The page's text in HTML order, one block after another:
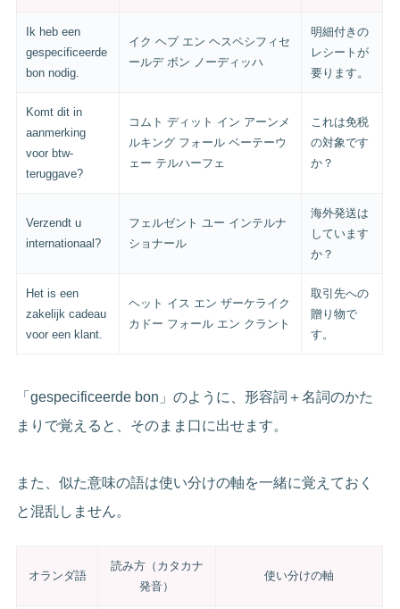
Ik heb een
gespecificeerde
bon nodig.
イク ヘプ エン ヘスペシフィセ
ールデ ボン ノーディッハ
明細付きの
レシートが
要ります。
Komt dit in
aanmerking
voor btw-
teruggave?
コムト ディット イン アーンメ
ルキング フォール ベーテーウ
ェー テルハーフェ
これは免税
の対象です
か？
Verzendt u
internationaal?
フェルゼント ユー インテルナ
ショナール
海外発送は
しています
か？
Het is een
zakelijk cadeau
voor een klant.
ヘット イス エン ザーケライク
カドー フォール エン クラント
取引先への
贈り物で
す。
「gespecificeerde bon」のように、形容詞＋名詞のかた
まりで覚えると、そのまま口に出せます。
また、似た意味の語は使い分けの軸を一緒に覚えておく
と混乱しません。
オランダ語
読み方（カタカナ
発音）
使い分けの軸